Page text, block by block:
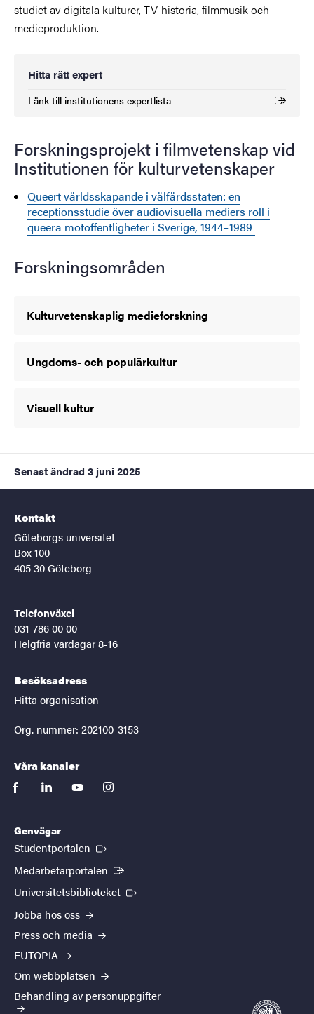
studiet av digitala kulturer, TV-historia, filmmusik och
medieproduktion.
Hitta rätt expert
Länk till institutionens expertlista
(Extern länk)
Forskningsprojekt i filmvetenskap vid
Institutionen för kulturvetenskaper
Queert världsskapande i välfärdsstaten: en
receptionsstudie över audiovisuella mediers roll i
queera motoffentligheter i Sverige, 1944–1989
Forskningsområden
Kulturvetenskaplig medieforskning
Ungdoms- och populärkultur
Visuell kultur
Senast ändrad 3 juni 2025
Kontakt
Göteborgs universitet
Box 100
405 30 Göteborg
Telefonväxel
031-786 00 00
Helgfria vardagar 8-16
Besöksadress
Hitta organisation
Org. nummer: 202100-3153
Våra kanaler
facebooklinkedinyoutubeinstagram
Genvägar
Studentportalen (Extern länk)
Medarbetarportalen (Extern länk)
Universitetsbiblioteket (Extern länk)
Jobba hos oss
Press och media
EUTOPIA
Om webbplatsen
Behandling av personuppgifter